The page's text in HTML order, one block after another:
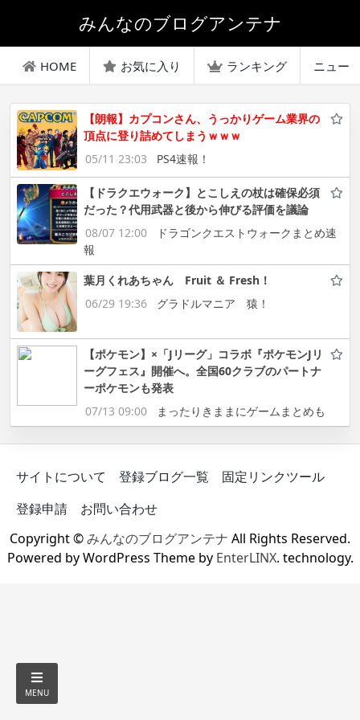
みんなのブログアンテナ
HOME お気に入り ランキング ニュー
【朗報】カプコンさん、うっかりゲーム業界の
頂点に登り詰めてしまうｗｗｗ
05/11 23:03
PS4速報！
【ドラクエウォーク】とこしえの杖は確保必須
だった？代用武器と後から伸びる評価を議論
08/07 12:00
ドラゴンクエストウォークまとめ速
報
葉月くれあちゃん Fruit ＆ Fresh！
06/29 19:36
グラドルマニア 猿！
【ポケモン】×「Jリーグ」コラボ『ポケモンJリ
ーグフェス』開催へ。全国60クラブのパートナ
ーポケモンも発表
07/13 09:00
まったりきままにゲームまとめも
サイトについて 登録ブログ一覧
固定リンクツール
登録申請
お問い合わせ
Copyright ©みんなのブログアンテナ All Rights Reserved.
Powered by WordPress Theme by EnterLINX. technology.
MENU